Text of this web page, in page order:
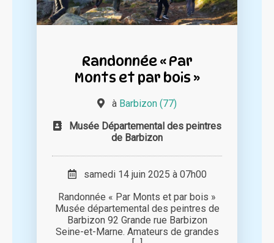
Randonnée « Par
Monts et par bois »
à Barbizon (77)
Musée Départemental des peintres
de Barbizon
samedi 14 juin 2025 à 07h00
Randonnée « Par Monts et par bois »
Musée départemental des peintres de
Barbizon 92 Grande rue Barbizon
Seine-et-Marne. Amateurs de grandes